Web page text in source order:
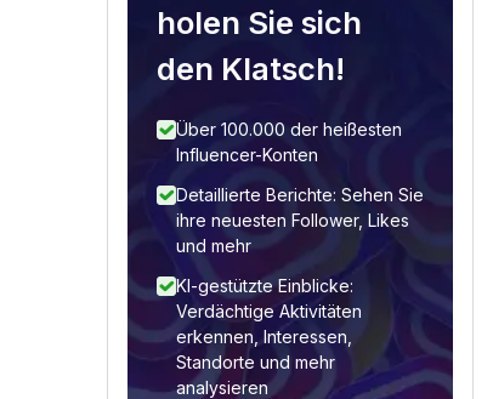
holen Sie sich
den Klatsch!
Über 100.000 der heißesten
Influencer-Konten
Detaillierte Berichte: Sehen Sie
ihre neuesten Follower, Likes
und mehr
KI-gestützte Einblicke:
Verdächtige Aktivitäten
erkennen, Interessen,
Standorte und mehr
analysieren